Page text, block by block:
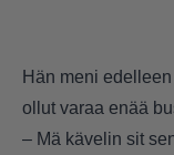
Hän meni
ollut varaa enää
– Mä kävelin sit